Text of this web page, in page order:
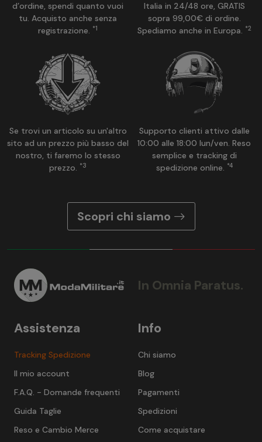
d’ordine, spendi quanto vuoi
tu. Acquisto anche senza
registrazione. *1
Italia in 24/48 ore, GRATIS
sopra 99,00€ di ordine.
Spediamo anche in Europa. *2
Se trovi un articolo su un'altro
sito ad un prezzo più basso del
nostro, ti faremo lo stesso
prezzo. *3
Supporto clienti attivo dalle
10:00 alle 18:00 lun/ven. Reso
semplice e tracking di
spedizione online. *4
Scopri chi siamo
In Omnia Paratus.
Info
Chi siamo
Blog
Pagamenti
Spedizioni
Come acquistare
Assistenza
Tracking Spedizione
Il mio account
F.A.Q. - Domande frequenti
Guida Taglie
Reso e Cambio Merce